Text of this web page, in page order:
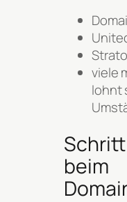
Strato
viele
lohnt
beim